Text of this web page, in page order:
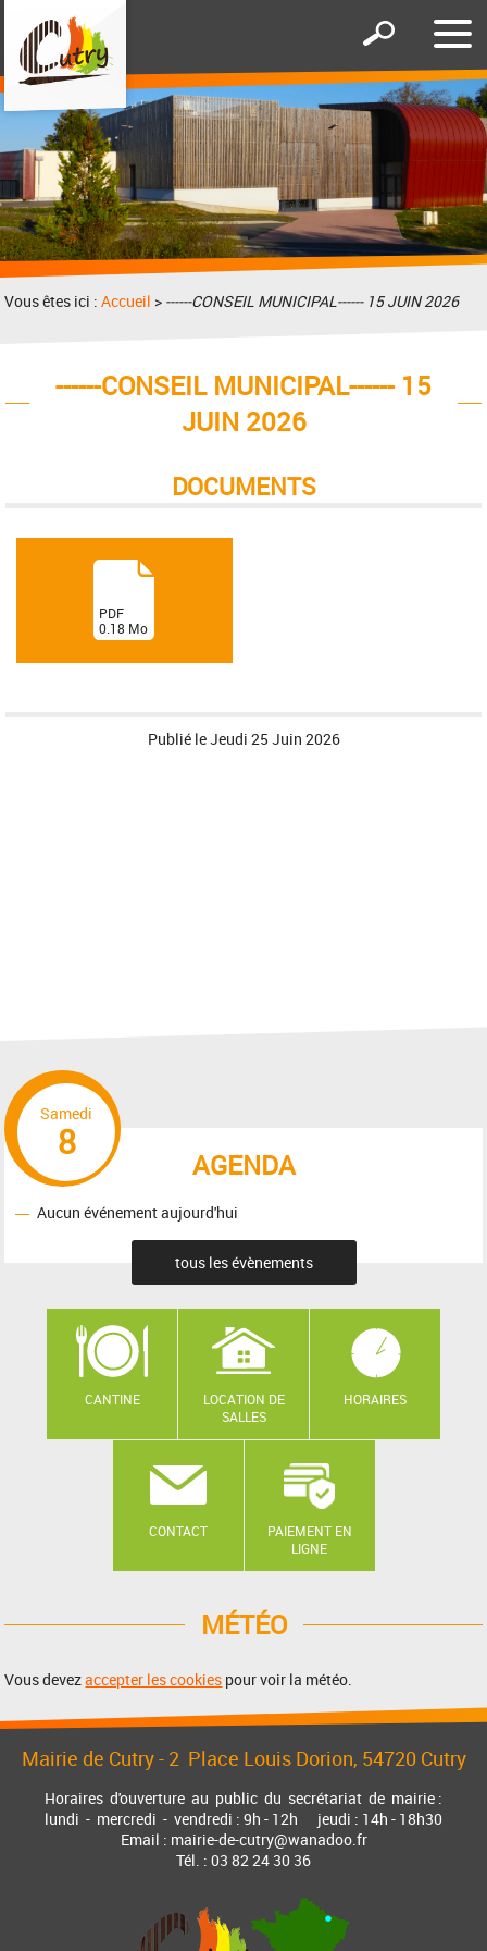
le
Afficher
formulaire
de
recherche
Vous êtes ici :Accueil > ------CONSEIL MUNICIPAL------ 15 JUIN 2026
------CONSEIL MUNICIPAL------ 15
JUIN 2026
DOCUMENTS
(PDF
0.18 Mo
)
Publié leJeudi 25 Juin 2026
AGENDA
Samedi
8
Aucun événement aujourd'hui
tous les évènements
CANTINE
LOCATION DE
SALLES
HORAIRES
CONTACT
PAIEMENT EN
LIGNE
MÉTÉO
Vous devezaccepter les cookies pour voir la météo.
Mairie de Cutry - 2 Place Louis Dorion, 54720 Cutry
Horaires d'ouverture au public du secrétariat de mairie :
lundi - mercredi - vendredi : 9h - 12h jeudi : 14h - 18h30
Email : mairie-de-cutry@wanadoo.fr
Tél. : 03 82 24 30 36